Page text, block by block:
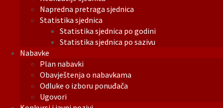
Napredna pretraga sjednica
Statistika sjednica
Statistika sjednica po godini
Statistika sjednica po sazivu
Nabavke
Plan nabavki
Obavještenja o nabavkama
Odluke o izboru ponuđača
Ugovori